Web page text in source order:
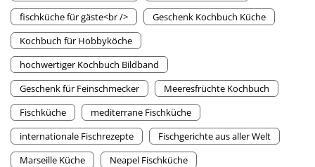
fischküche für gäste<br />
Geschenk Kochbuch Küche
Kochbuch für Hobbyköche
hochwertiger Kochbuch Bildband
Geschenk für Feinschmecker
Meeresfrüchte Kochbuch
Fischküche
mediterrane Fischküche
internationale Fischrezepte
Fischgerichte aus aller Welt
Marseille Küche
Neapel Fischküche